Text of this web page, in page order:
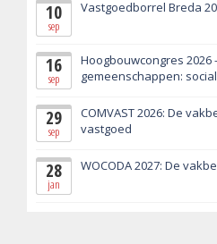
10
sep
Vastgoedborrel Breda
16
sep
Hoogbouwcongres 2026
gemeenschappen:
29
sep
COMVAST 2026: De
vastgoed
28
jan
WOCODA 2027: De